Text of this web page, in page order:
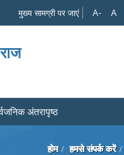
मुख्य सामग्री पर जाएं
अंतरापृष्ठ
होम हमसे संपर्क करें